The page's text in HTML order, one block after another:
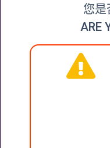
2019.8 回顧
&
您是
ARE